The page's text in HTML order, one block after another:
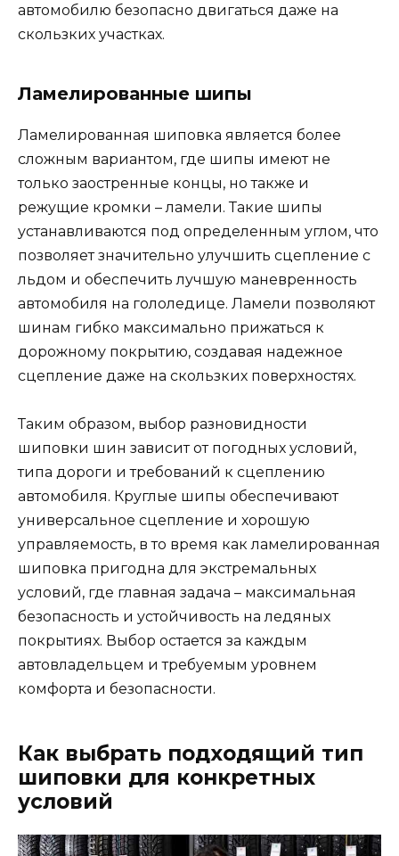
автомобилю безопасно двигаться даже на
скользких участках.
Ламелированные шипы
Ламелированная шиповка является более
сложным вариантом, где шипы имеют не
только заостренные концы, но также и
режущие кромки – ламели. Такие шипы
устанавливаются под определенным углом, что
позволяет значительно улучшить сцепление с
льдом и обеспечить лучшую маневренность
автомобиля на гололедице. Ламели позволяют
шинам гибко максимально прижаться к
дорожному покрытию, создавая надежное
сцепление даже на скользких поверхностях.
Таким образом, выбор разновидности
шиповки шин зависит от погодных условий,
типа дороги и требований к сцеплению
автомобиля. Круглые шипы обеспечивают
универсальное сцепление и хорошую
управляемость, в то время как ламелированная
шиповка пригодна для экстремальных
условий, где главная задача – максимальная
безопасность и устойчивость на ледяных
покрытиях. Выбор остается за каждым
автовладельцем и требуемым уровнем
комфорта и безопасности.
Как выбрать подходящий тип
шиповки для конкретных
условий